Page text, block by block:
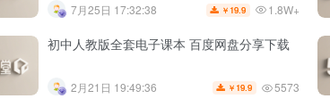
7月25日 17:32:38 ￥ 19.9 1.8W+
初中人教版全套电子课本 百度网盘分享下载
2月21日 19:49:36 ￥ 19.9 5573